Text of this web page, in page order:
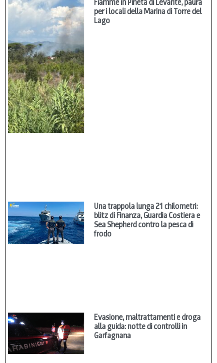
Fiamme in Pineta di Levante, paura
per i locali della Marina di Torre del
Lago
Una trappola lunga 21 chilometri:
blitz di Finanza, Guardia Costiera e
Sea Shepherd contro la pesca di
frodo
Evasione, maltrattamenti e droga
alla guida: notte di controlli in
Garfagnana